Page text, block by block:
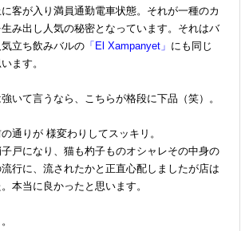
客が入り満員通勤電車状態。それが一種のカ
み出し人気の秘密となっています。それはバ
立ち飲みバルの 「El Xampanyet」 にも同じ
ます。
いて言うなら、こちらが格段に下品（笑）。
通りが 様変わりしてスッキリ。
戸になり、猫も杓子ものオシャレその中身の
行に、流されたかと正直心配しましたが店は
本当に良かったと思います。